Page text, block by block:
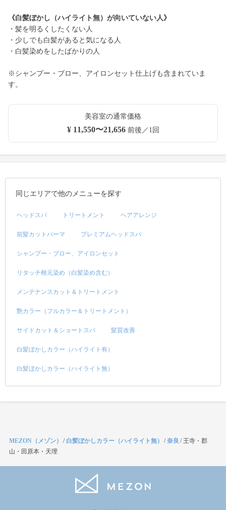
《白髪ぼかし（ハイライト無）が向いていない人》
・髪を明るくしたくない人
・少しでも白髪があると気になる人
・白髪染めをしたばかりの人
※シャンプー・ブロー、アイロンセット仕上げも含まれていま
す。
美容室の通常価格
¥ 11,550〜21,656前後／1回
同じエリアで他のメニューを探す
ヘッドスパ トリートメント ヘアアレンジ
前髪カットパーマ プレミアムヘッドスパ
シャンプー・ブロー、アイロンセット
リタッチ根元染め（白髪染め含む）
メンテナンスカット＆トリートメント
艶カラー（フルカラー＆トリートメント）
サイドカット＆ショートスパ 髪質改善
白髪ぼかしカラー（ハイライト有）
白髪ぼかしカラー（ハイライト無）
MEZON（メゾン） / 白髪ぼかしカラー（ハイライト無） /奈良 / 王寺・郡
山・田原本・天理